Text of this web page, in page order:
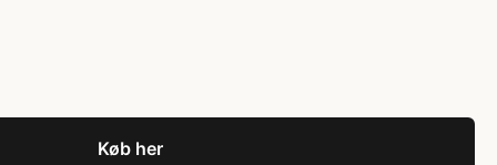
Køb her